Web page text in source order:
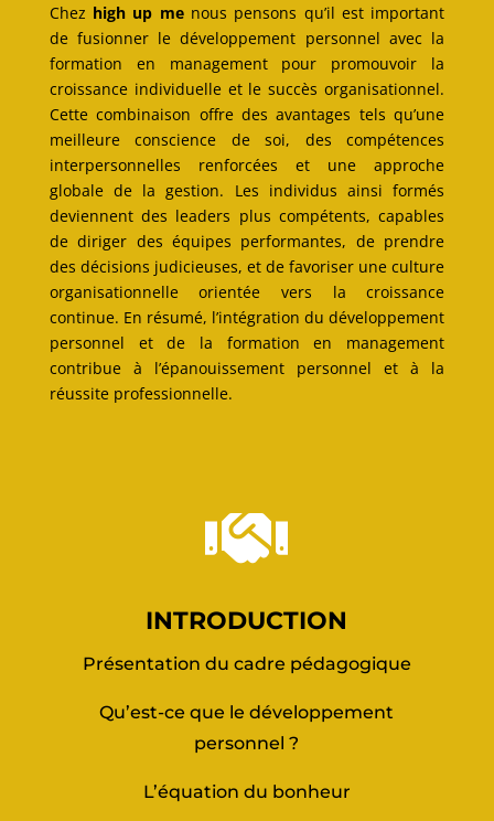
Chez high up menous pensons qu’il est important
de fusionner le développement personnel avec la
formation en management pour promouvoir la
croissance individuelle et le succès organisationnel.
Cette combinaison offre des avantages tels qu’une
meilleure conscience de soi, des compétences
interpersonnelles renforcées et une approche
globale de la gestion. Les individus ainsi formés
deviennent des leaders plus compétents, capables
de diriger des équipes performantes, de prendre
des décisions judicieuses, et de favoriser une culture
organisationnelle orientée vers la croissance
continue. En résumé, l’intégration du développement
personnel et de la formation en management
contribue à l’épanouissement personnel et à la
réussite professionnelle.

INTRODUCTION
Présentation du cadre pédagogique
Qu’est-ce que le développement
personnel ?
L’équation du bonheur